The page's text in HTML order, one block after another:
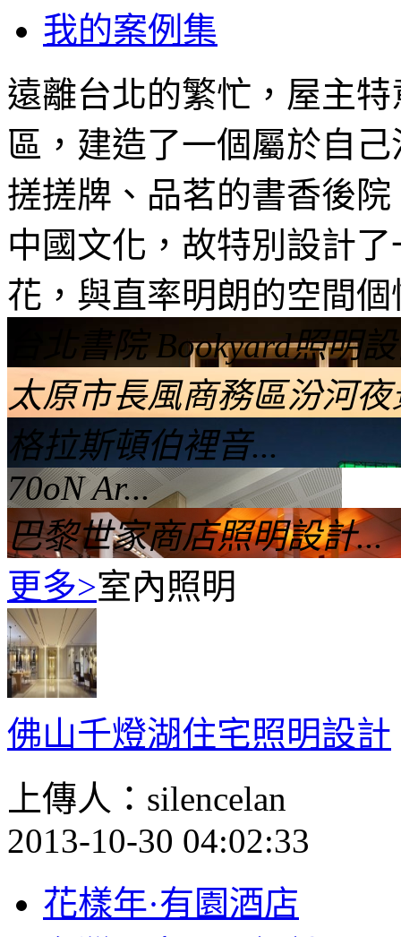
我的案例集
遠離台北的繁忙，屋主
區，建造了一個屬於自
搓搓牌、品茗的書香後
中國文化，故特別設計
花，與直率明朗的空間
台北書院 Bookyard照明
太原市長風商務區汾河
格拉斯頓伯裡音...
70oN Ar...
巴黎世家商店照明設計...
更多>室內照明
佛山千燈湖住宅照明設計
上傳人：silencelan
2013-10-30 04:02:33
花樣年·有園酒店